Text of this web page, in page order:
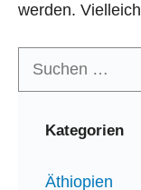
werden.
Suchen
Kategorien
Äthiopien